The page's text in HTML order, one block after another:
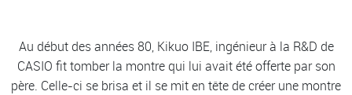
Au début des années 80, Kikuo IBE, ingénieur à la R&D de
CASIO fit tomber la montre qui lui avait été offerte par son
père. Celle-ci se brisa et il se mit en tête de créer une montre